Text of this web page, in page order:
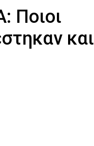
Ποιοι
και